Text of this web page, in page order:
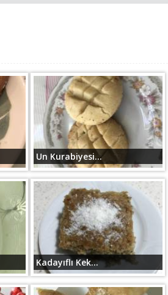
Un Kurabiyesi...
Kadayıflı Kek...